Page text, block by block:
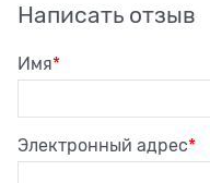
Написать отзыв
Имя
Электронный адрес